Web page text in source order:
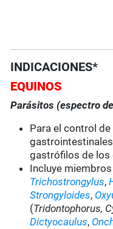
INDICACIONES*
EQUINOS
Parásitos (espectro
Para el control
gastrófilos de los
Incluye
Trichostrongylus,
Strongyloides,
(Tridontophorus,
Dictyocaulus,